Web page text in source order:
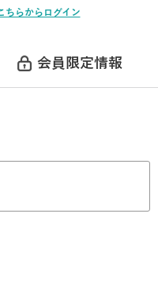
ちらからログイン
会員限定情報